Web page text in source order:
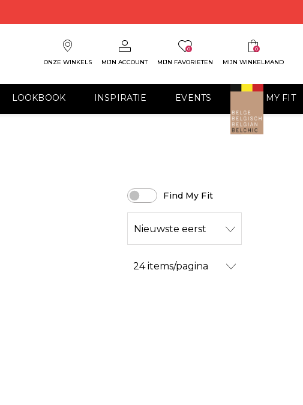
ONZE WINKELS MIJN ACCOUNT
0
MIJN FAVORIETEN
0
MIJN WINKELMAND
LOOKBOOK INSPIRATIE EVENTS FIND MY FIT
Find My Fit